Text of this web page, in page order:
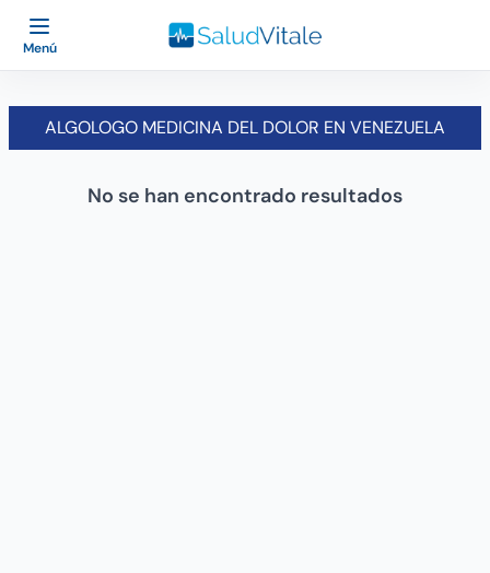
Menú
ALGOLOGO MEDICINA DEL DOLOR EN VENEZUELA
No se han encontrado resultados